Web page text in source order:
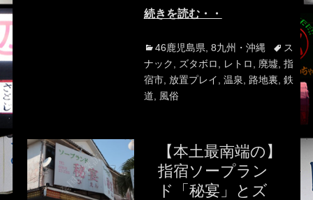
続きを読む・・
Categories
46鹿児島県 8九州・沖縄 Tags
ス
ナック
ズタボロ レトロ 廃墟 指
宿市, 放置プレイ 温泉 路地裏 鉄
道
風俗
【本土最南端の】
指宿ソープラン
ド「秘宴」とズ